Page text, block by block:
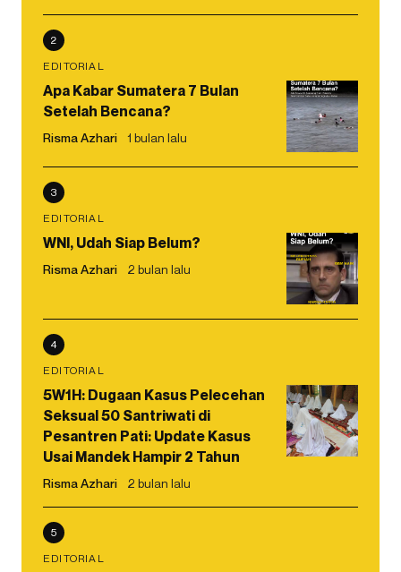
2
EDITORIAL
Apa Kabar Sumatera 7 Bulan
Setelah Bencana?
Risma Azhari 1 bulan lalu
3
EDITORIAL
WNI, Udah Siap Belum?
Risma Azhari 2 bulan lalu
4
EDITORIAL
5W1H: Dugaan Kasus Pelecehan
Seksual 50 Santriwati di
Pesantren Pati: Update Kasus
Usai Mandek Hampir 2 Tahun
Risma Azhari 2 bulan lalu
5
EDITORIAL